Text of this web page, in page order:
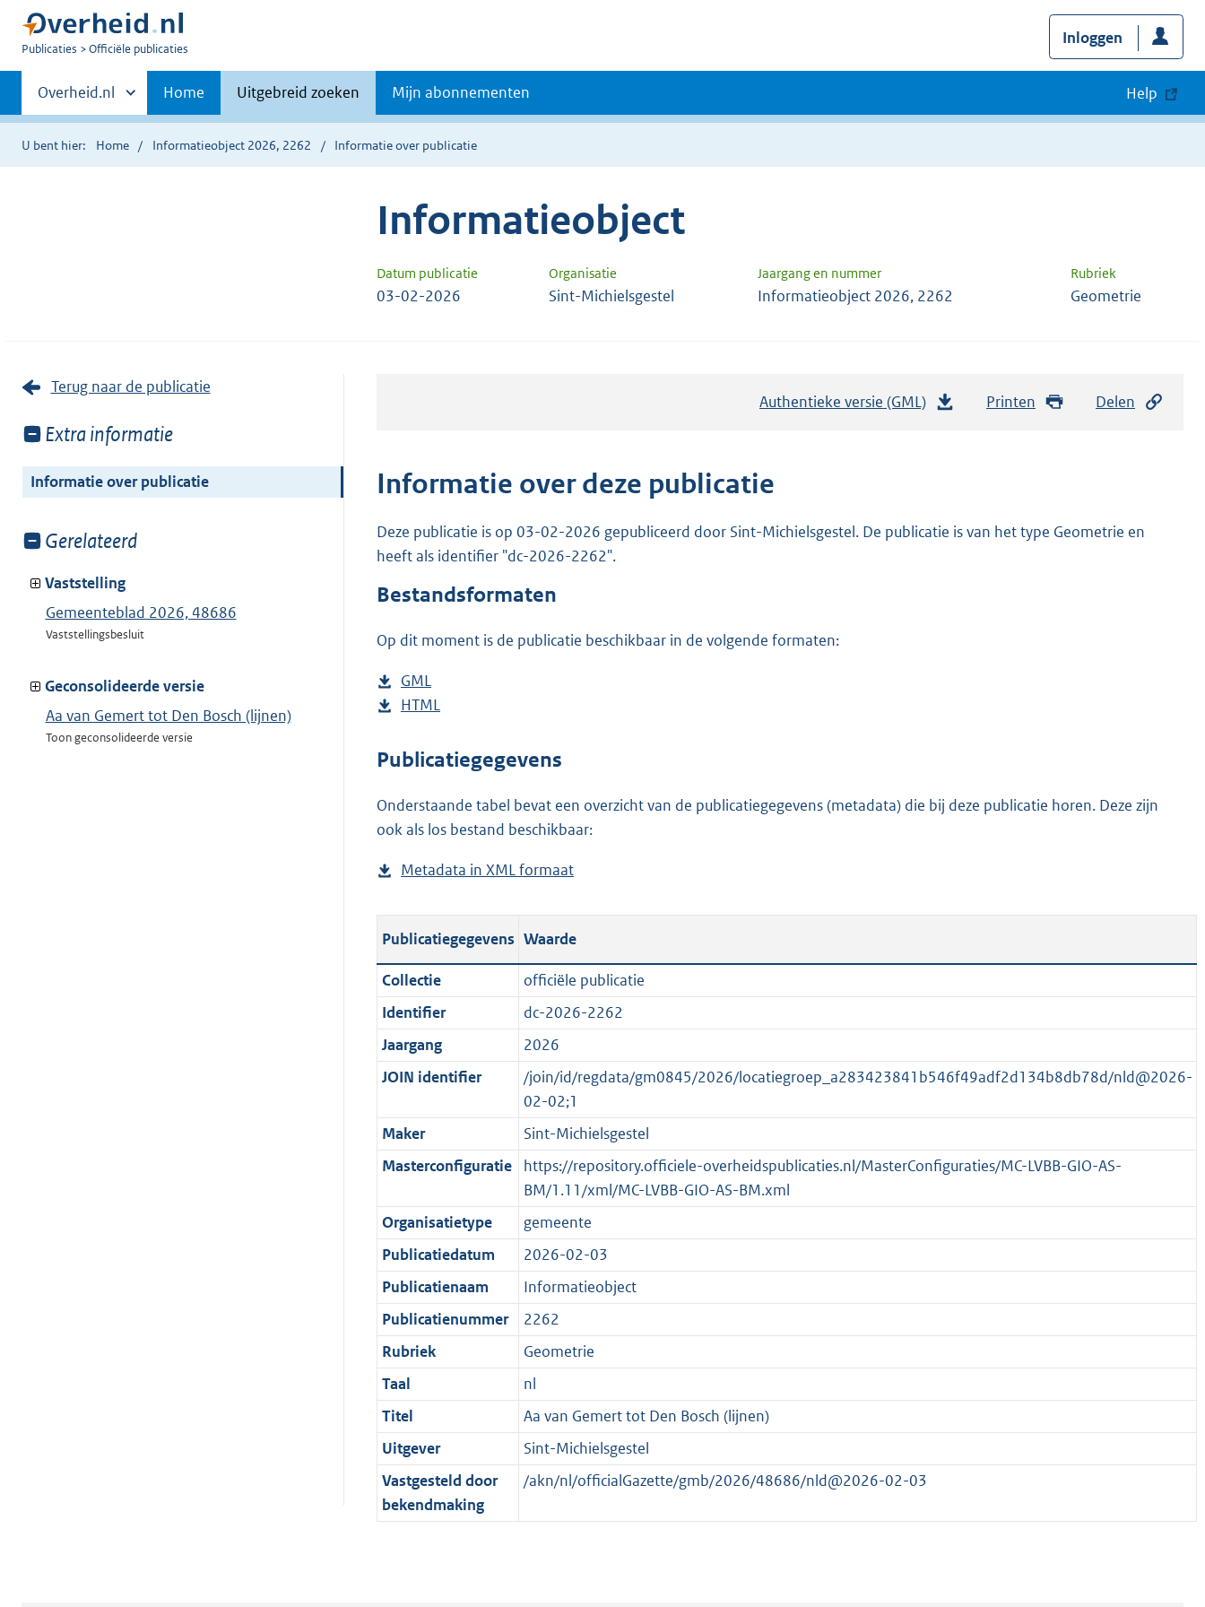
U
Publicaties Officiële publicaties
Inloggen
Primaire
navigatie
Andere
sites
binnen
Overheid.nl Home Uitgebreid zoeken Mijn abonnementen Help
U bent hier: Home Informatieobject 2026, 2262 Informatie over publicatie
Informatieobject
Datum publicatie Organisatie Jaargang en nummer Rubriek
03-02-2026 Sint-Michielsgestel Informatieobject 2026, 2262 Geometrie
Terug naar de publicatie
Toon
van:
Extra informatie
Informatie over publicatie
Toon
van:
Gerelateerd
Vaststelling
Gemeenteblad 2026, 48686
Vaststellingsbesluit
Geconsolideerde versie
Aa van Gemert tot Den Bosch (lijnen)
Toon geconsolideerde versie
Authentieke versie (GML)
n
3
Printen Delen
Informatie over deze publicatie
Deze publicatie is op 03-02-2026 gepubliceerd door Sint-Michielsgestel. De publicatie is van het type Geometrie en
heeft als identifier "dc-2026-2262".
Bestandsformaten
Op dit moment is de publicatie beschikbaar in de volgende formaten:
D
o
n
o
a
p
l
i
c
a
t
i
i
n
f
r
m
a
a
t
GML
e
t
n
d
g
o
t
t
e
:
1
K
D
w
l
o
d
b
l
i
c
a
t
e
i
n
o
r
m
a
a
t
HTML
s
a
n
s
o
o
t
t
e
:
n
e
e
n
d
Publicatiegegevens
Onderstaande tabel bevat een overzicht van de publicatiegegevens (metadata) die bij deze publicatie horen. Deze zijn
ook als los bestand beschikbaar:
Metadata in XML formaat
s
t
a
n
d
g
r
o
o
t
t
e
:
2
K
b
Publicatiegegevens Waarde
Collectie
officiële publicatie
Identifier
dc-2026-2262
Jaargang
2026
JOIN identifier
/join/id/regdata/gm0845/2026/locatiegroep_a283423841b546f49adf2d134b8db78d/nld@2026-
02-02;1
Maker
Sint-Michielsgestel
Masterconfiguratie
https://repository.officiele-overheidspublicaties.nl/MasterConfiguraties/MC-LVBB-GIO-AS-
BM/1.11/xml/MC-LVBB-GIO-AS-BM.xml
Organisatietype
gemeente
Publicatiedatum
2026-02-03
Publicatienaam
Informatieobject
Publicatienummer
2262
Rubriek
Geometrie
Taal
nl
Titel
Aa van Gemert tot Den Bosch (lijnen)
Uitgever
Sint-Michielsgestel
Vastgesteld door
bekendmaking
/akn/nl/officialGazette/gmb/2026/48686/nld@2026-02-03